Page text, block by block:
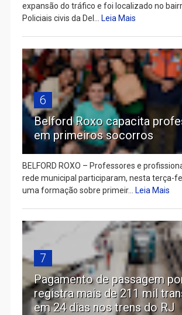
expansão do tráfico e foi localizado no
Policiais civis da Del...
Leia Mais
6
Belford Roxo capacita
em primeiros socorros
BELFORD ROXO – Professores e
rede municipal participaram, nesta terça-
uma formação sobre primeir...
Leia Mais
7
Pagamento de passagem
registra mais de 211 mil
em 24 dias nos trens do RJ